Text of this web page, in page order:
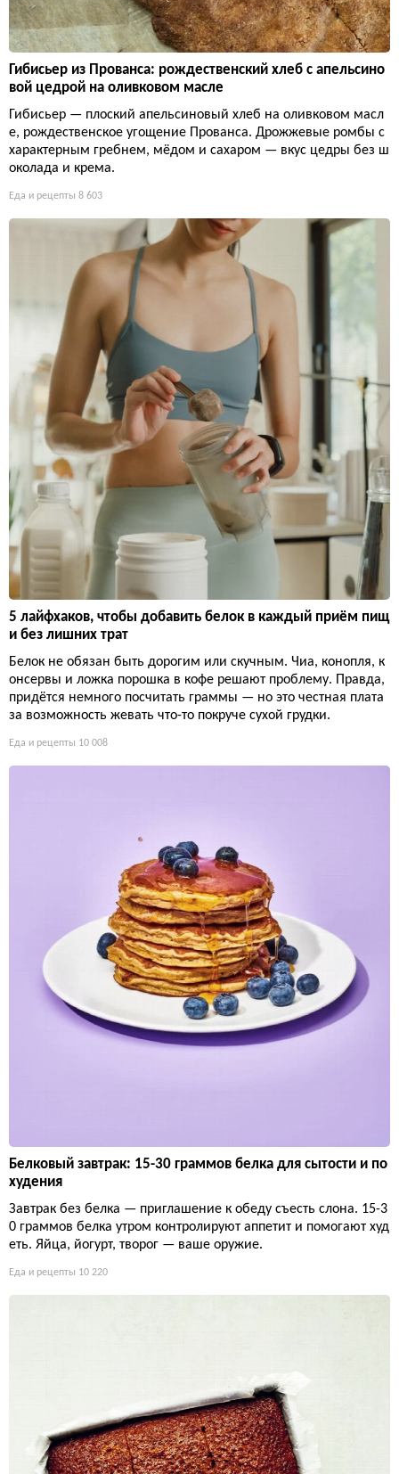
Гибисьер из Прованса: рождественский хлеб с апельсино
вой цедрой на оливковом масле
Гибисьер — плоский апельсиновый хлеб на оливковом масл
е, рождественское угощение Прованса. Дрожжевые ромбы с
характерным гребнем, мёдом и сахаром — вкус цедры без ш
околада и крема.
Еда и рецепты 8 603
5 лайфхаков, чтобы добавить белок в каждый приём пищ
и без лишних трат
Белок не обязан быть дорогим или скучным. Чиа, конопля, к
онсервы и ложка порошка в кофе решают проблему. Правда,
придётся немного посчитать граммы — но это честная плата
за возможность жевать что-то покруче сухой грудки.
Еда и рецепты 10 008
Белковый завтрак: 15-30 граммов белка для сытости и по
худения
Завтрак без белка — приглашение к обеду съесть слона. 15-3
0 граммов белка утром контролируют аппетит и помогают худ
еть. Яйца, йогурт, творог — ваше оружие.
Еда и рецепты 10 220